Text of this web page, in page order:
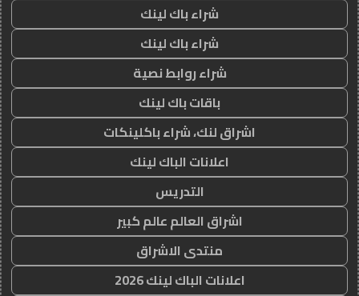
شراء باك لينك
شراء باك لينك
شراء روابط نصية
باقات باك لينك
اشراق لنك، شراء باكلينكات
اعلانات الباك لينك
التدريس
اشراق العالم عالم كبير
منتدى الاشراق
اعلانات الباك لينك 2026